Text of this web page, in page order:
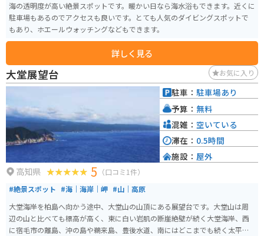
海の透明度が高い絶景スポットです。暖かい日なら海水浴もできます。近くに
駐車場もあるのでアクセスも良いです。とても人気のダイビングスポットで
もあり、ホエールウォッチングなどもできます。
詳しく見る
大堂展望台 お気に入り
高知県 5 （口コミ1件）
#絶景スポット #海｜海岸｜岬 #山｜高原
大堂海岸を柏島へ向かう途中、大堂山の山頂にある展望台です。大堂山は周
辺の山と比べても標高が高く、東に白い岩肌の断崖絶壁が続く大堂海岸、西
に宿毛市の離島、沖の島や鵜来島、豊後水道、南にはどこまでも続く太平洋
駐車： 駐車場あり
予算： 無料
混雑： 空いている
滞在： 0.5時間
施設： 屋外